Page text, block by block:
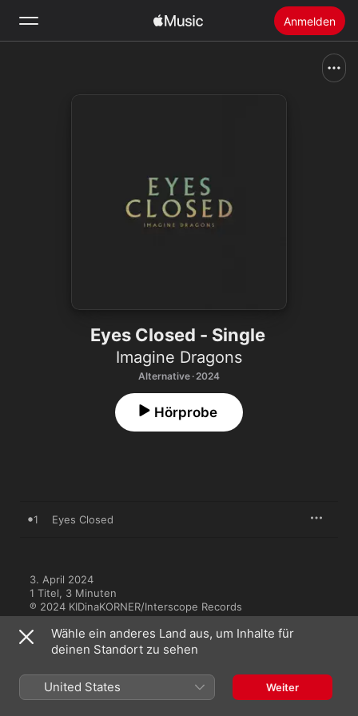
Anmelden
Eyes Closed - Single
Imagine Dragons
Alternative · 2024
Hörprobe
1 Eyes Closed
3. April 2024
1 Titel, 3 Minuten
℗ 2024 KIDinaKORNER/Interscope Records
Musikvideos
Wähle ein anderes Land aus, um Inhalte für
deinen Standort zu sehen
United States Weiter